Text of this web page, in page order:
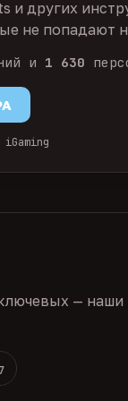
и других
не попадают
и 1 630
—